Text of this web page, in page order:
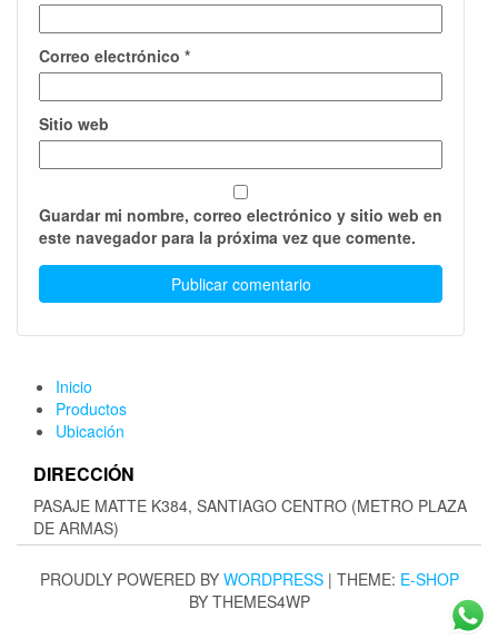
Correo electrónico *
Sitio web
Guardar mi nombre, correo electrónico y sitio web en
este navegador para la próxima vez que comente.
Inicio
Productos
Ubicación
DIRECCIÓN
PASAJE MATTE K384, SANTIAGO CENTRO (METRO PLAZA
DE ARMAS)
PROUDLY POWERED BY WORDPRESS | THEME: E-SHOP
BY THEMES4WP